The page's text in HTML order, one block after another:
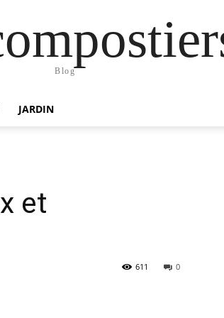
Blog
JARDIN
et
0
611